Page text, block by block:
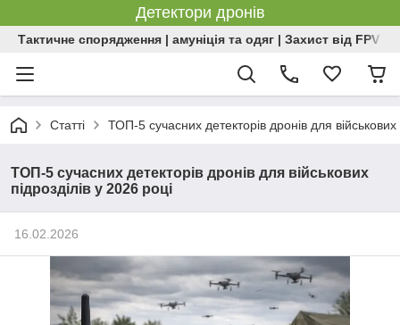
Детектори дронів
Тактичне спорядження | амуніція та одяг | Захист від FPV |
Статті ТОП-5 сучасних детекторів дронів для військових
ТОП-5 сучасних детекторів дронів для військових
підрозділів у 2026 році
16.02.2026